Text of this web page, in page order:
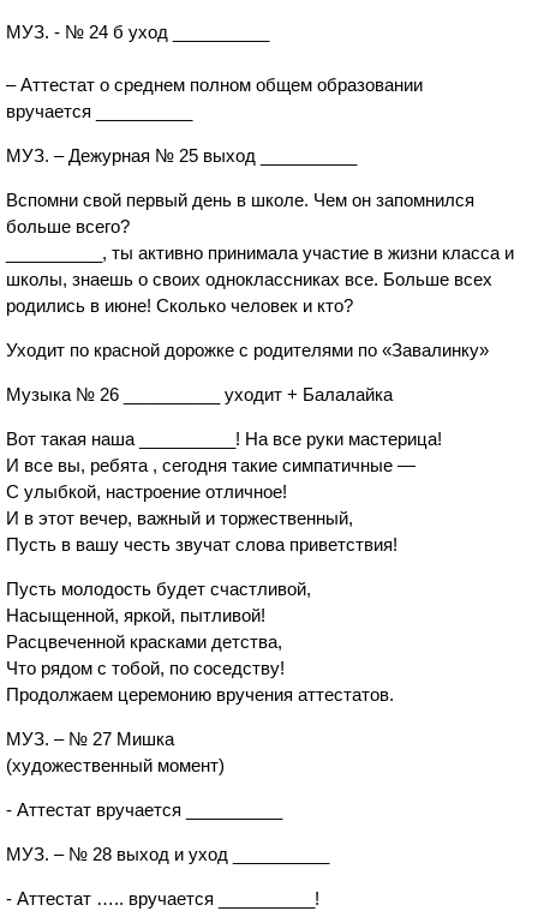
МУЗ. - № 24 б уход __________
– Аттестат о среднем полном общем образовании
вручается __________
МУЗ. – Дежурная № 25 выход __________
Вспомни свой первый день в школе. Чем он запомнился
больше всего?
__________, ты активно принимала участие в жизни класса и
школы, знаешь о своих одноклассниках все. Больше всех
родились в июне! Сколько человек и кто?
Уходит по красной дорожке с родителями по «Завалинку»
Музыка № 26 __________ уходит + Балалайка
Вот такая наша __________! На все руки мастерица!
И все вы, ребята , сегодня такие симпатичные —
С улыбкой, настроение отличное!
И в этот вечер, важный и торжественный,
Пусть в вашу честь звучат слова приветствия!
Пусть молодость будет счастливой,
Насыщенной, яркой, пытливой!
Расцвеченной красками детства,
Что рядом с тобой, по соседству!
Продолжаем церемонию вручения аттестатов.
МУЗ. – № 27 Мишка
(художественный момент)
- Аттестат вручается __________
МУЗ. – № 28 выход и уход __________
- Аттестат ….. вручается __________!